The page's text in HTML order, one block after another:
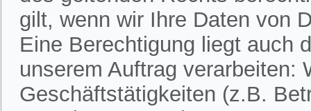
gilt, wenn wir Ihre Daten von
Eine Berechtigung liegt auch
unserem Auftrag verarbeiten:
Geschäftstätigkeiten (z.B.